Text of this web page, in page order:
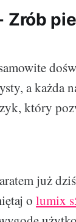
Zrób
a każda
który
już
o lumix